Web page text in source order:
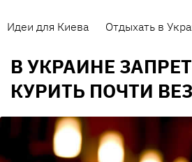
Идеи для Киева Отдыхать в
В УКРАИНЕ
КУРИТЬ ПОЧТИ